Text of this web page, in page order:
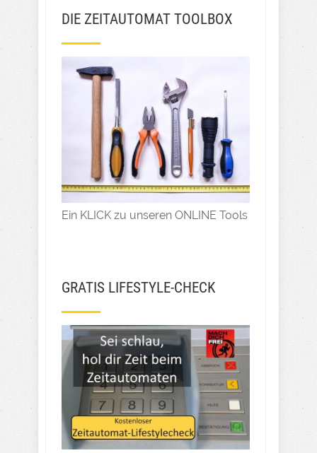
DIE ZEITAUTOMAT TOOLBOX
Ein KLICK zu unseren ONLINE Tools
GRATIS LIFESTYLE-CHECK